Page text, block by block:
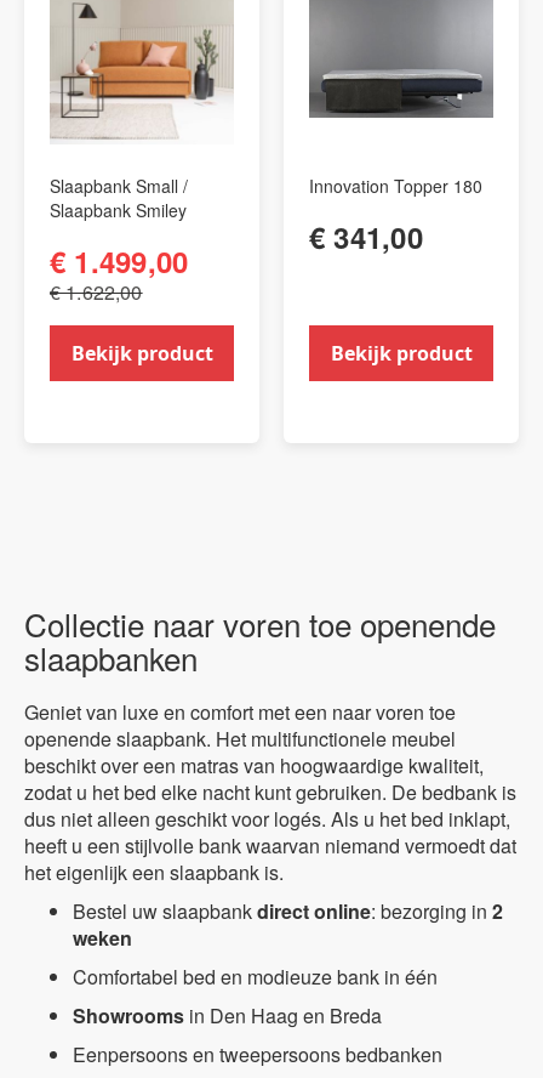
Slaapbank Small /
Slaapbank Smiley
€ 1.499,00
€ 1.622,00
Bekijk product
Innovation Topper 180
€ 341,00
Bekijk product
Collectie naar voren toe openende
slaapbanken
Geniet van luxe en comfort met een naar voren toe
openende slaapbank. Het multifunctionele meubel
beschikt over een matras van hoogwaardige kwaliteit,
zodat u het bed elke nacht kunt gebruiken. De bedbank is
dus niet alleen geschikt voor logés. Als u het bed inklapt,
heeft u een stijlvolle bank waarvan niemand vermoedt dat
het eigenlijk een slaapbank is.
Bestel uw slaapbankdirectonline: bezorging in 2
weken
Comfortabel bed en modieuze bank in één
Showrooms in Den Haag en Breda
Eenpersoons en tweepersoons bedbanken